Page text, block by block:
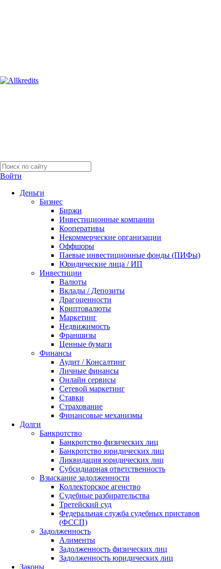
Войти
Деньги
Бизнес
Биржи
Инвестиционные компании
Кооперативы
Некоммерческие организации
Оффшоры
Паевые инвестиционные фонды (ПИФы)
Юридические лица / ИП
Инвестиции
Валюты
Вклады / Депозиты
Драгоценности
Криптовалюты
Маркетинг
Недвижимость
Франшизы
Ценные бумаги
Финансы
Аудит / Консалтинг
Личные финансы
Онлайн сервисы
Сетевой маркетинг
Ставки
Страхование
Финансовые механизмы
Долги
Банкротство
Банкротство физических лиц
Банкротство юридических лиц
Ликвидация юридических лиц
Субсидиарная ответственность
Взыскание задолженности
Коллекторское агенство
Судебные разбирательства
Третейский суд
Федеральная служба судебных приставов
(ФССП)
Задолженность
Алименты
Задолженность физических лиц
Задолженность юридических лиц
Законы